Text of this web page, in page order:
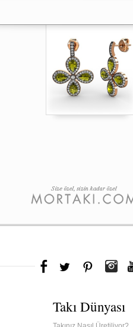
Takı Dünyası